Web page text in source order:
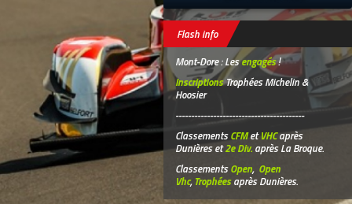
Flash info
Mont-Dore : Lesengagés!
InscriptionsTrophées Michelin &
Hoosier
-----------------------------------------
ClassementsCFMetVHCaprès
Dunières et2e Div.après La Broque.
ClassementsOpen, Open
Vhc, Trophéesaprès Dunières.